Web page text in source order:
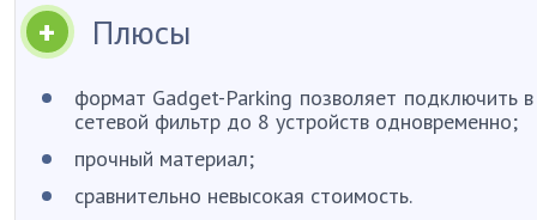
Плюсы
формат Gadget-Parking позволяет подключить в
сетевой фильтр до 8 устройств одновременно;
прочный материал;
сравнительно невысокая стоимость.